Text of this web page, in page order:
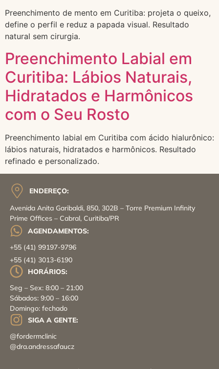
Preenchimento de mento em Curitiba: projeta o queixo,
define o perfil e reduz a papada visual. Resultado
natural sem cirurgia.
Preenchimento Labial em
Curitiba: Lábios Naturais,
Hidratados e Harmônicos
com o Seu Rosto
Preenchimento labial em Curitiba com ácido hialurônico:
lábios naturais, hidratados e harmônicos. Resultado
refinado e personalizado.
ENDEREÇO:
Avenida Anita Garibaldi, 850, 302B – Torre Premium Infinity
Prime Offices – Cabral, Curitiba/PR
AGENDAMENTOS:
+55 (41) 99197-9796
+55 (41) 3013-6190
HORÁRIOS:
Seg – Sex: 8:00 – 21:00
Sábados: 9:00 – 16:00
Domingo: fechado
SIGA A GENTE:
@fordermclinic
@dra.andressafaucz